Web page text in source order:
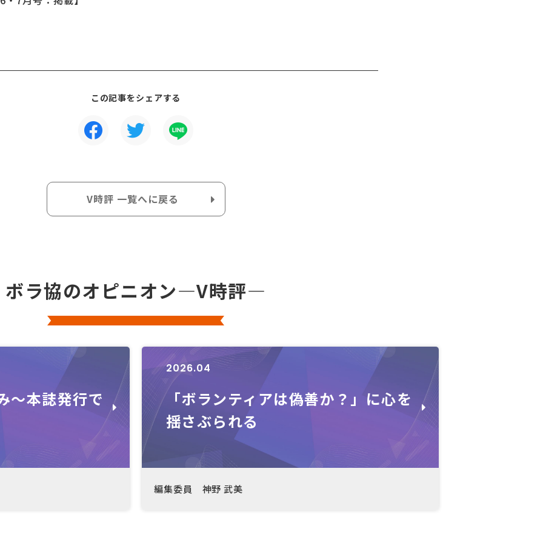
この記事をシェアする
V時評 一覧へに戻る
ボラ協のオピニオン―V時評―
～本誌発行で
2026.04
「ボランティアは偽善か？」に心を
揺さぶられる
編集委員 神野 武美